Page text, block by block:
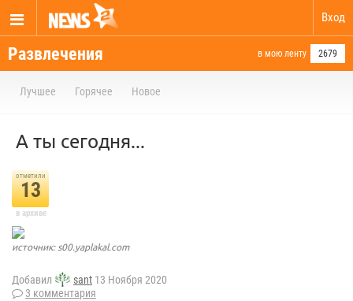
Вход
Развлечения в мою ленту 2679
Лучшее Горячее Новое
А ты сегодня...
отметили
13
в архиве
источник: s00.yaplakal.com
Добавил sant 13 Ноября 2020
3 комментария